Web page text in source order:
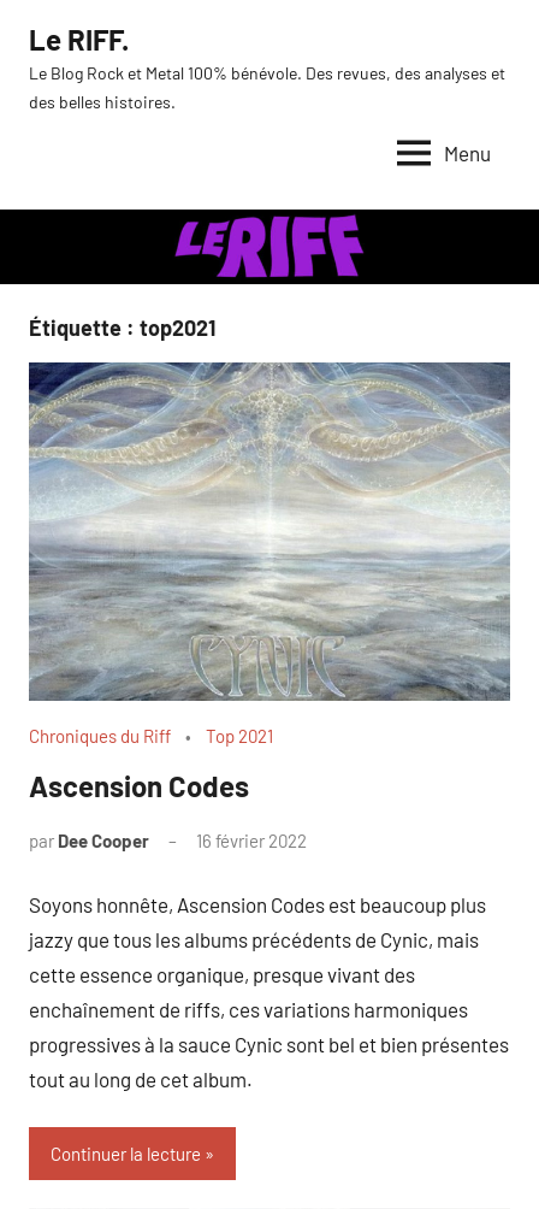
contenu
Le RIFF.
Le Blog Rock et Metal 100% bénévole. Des revues, des analyses et
des belles histoires.
Menu
Étiquette : top2021
Chroniques du Riff Top 2021
Ascension Codes
par Dee Cooper 16 février 2022
Soyons honnête, Ascension Codes est beaucoup plus
jazzy que tous les albums précédents de Cynic, mais
cette essence organique, presque vivant des
enchaînement de riffs, ces variations harmoniques
progressives à la sauce Cynic sont bel et bien présentes
tout au long de cet album.
Continuer la lecture